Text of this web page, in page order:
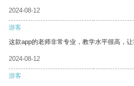
2024-08-12
游客
这款app的老师非常专业，教学水平很高，让
2024-08-12
游客